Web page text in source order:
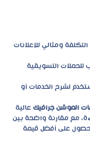
منخفض التكلفة ومثالي للإعلانات
مناسب للحملات التسويقية
لشرح الخدمات أو
الموشن جرافيك عالية
مع مقارنة واضحة بين
على أفضل قيمة